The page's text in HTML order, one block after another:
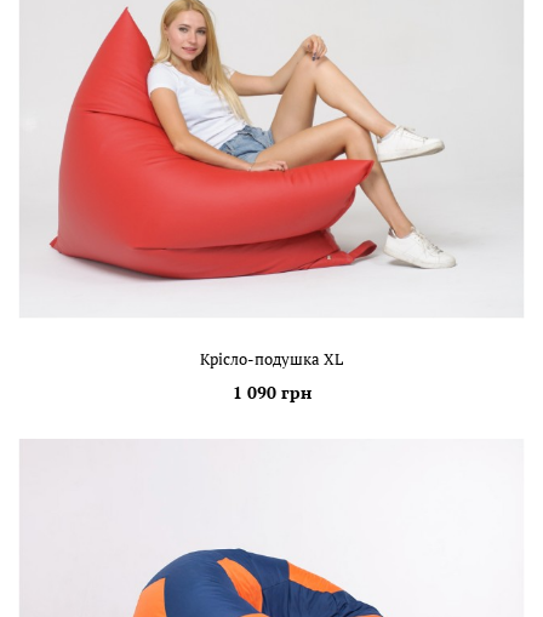
Крісло-подушка XL
1 090 грн